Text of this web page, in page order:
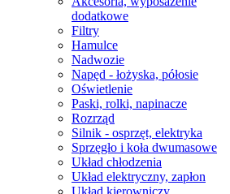
dodatkowe
Filtry
Hamulce
Nadwozie
Napęd - łożyska, półosie
Oświetlenie
Paski, rolki, napinacze
Rozrząd
Silnik - osprzęt, elektryka
Sprzęgło i koła dwumasowe
Układ chłodzenia
Układ elektryczny, zapłon
Układ kierowniczy